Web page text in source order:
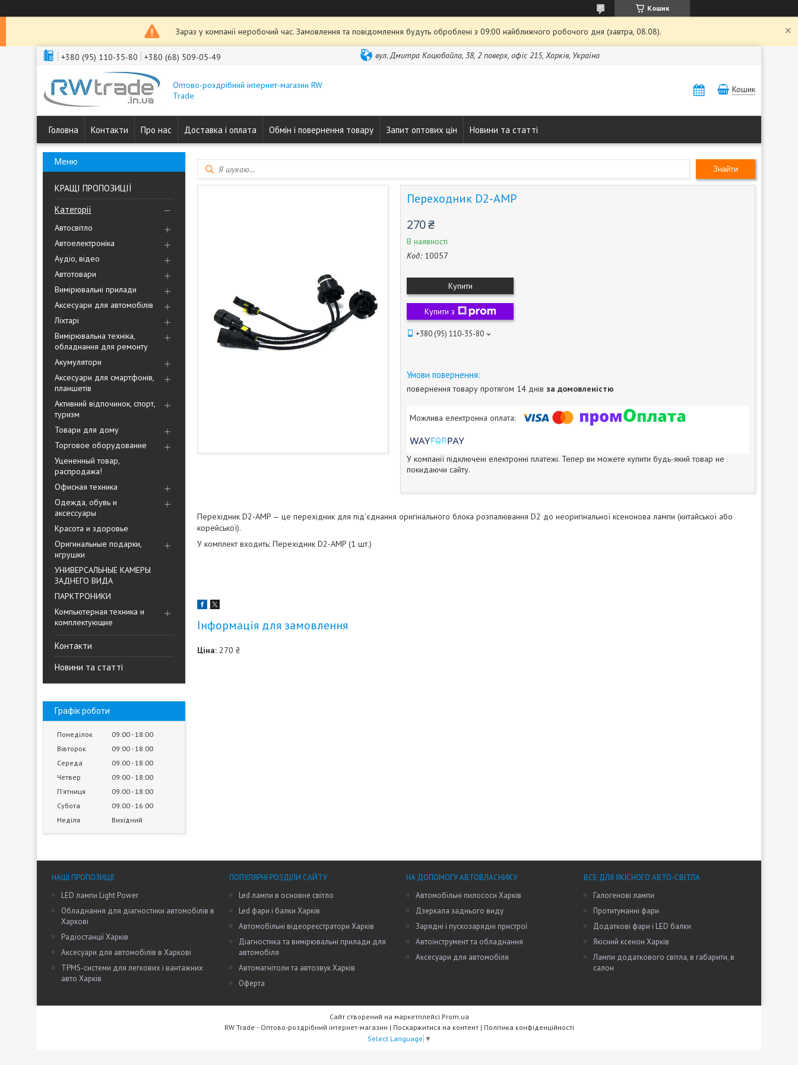
Кошик
Зараз у компанії неробочий час. Замовлення та повідомлення будуть оброблені з 09:00 найближчого робочого дня (завтра, 08.08).
+380 (95) 110-35-80 +380 (68) 509-05-49 вул. Дмитра Коцюбайла, 38, 2 поверх, офіс 215, Харків, Україна
Оптово-роздрібний інтернет-магазин RW
Trade
Кошик
Головна Контакти Про нас Доставка і оплата Обмін і повернення товару Запит оптових цін Новини та статті
КРАЩІ ПРОПОЗИЦІЇ
Категорії
Автосвітло
Автоелектроніка
Аудіо, відео
Автотовари
Вимірювальні прилади
Аксесуари для автомобілів
Ліхтарі
Вимірювальна техніка,
обладнання для ремонту
Акумулятори
Аксесуари для смартфонів,
планшетів
Активний відпочинок, спорт,
туризм
Товари для дому
Торговое оборудование
Уцененный товар,
распродажа!
Офисная техника
Одежда, обувь и
аксессуары
Красота и здоровье
Оригинальные подарки,
игрушки
УНИВЕРСАЛЬНЫЕ КАМЕРЫ
ЗАДНЕГО ВИДА
ПАРКТРОНИКИ
Компьютерная техника и
комплектующие
Контакти
Новини та статті
Графік роботи
Понеділок 09:00 18:00
Вівторок
09:00 18:00
Середа
09:00 18:00
Четвер
09:00 18:00
Пʼятниця
09:00 18:00
Субота
09:00 16:00
Неділя
Вихідний
Знайти
Переходник D2-AMP
270 ₴
В наявності
Код: 10057
Купити
Купити з
+380 (95) 110-35-80
повернення товару протягом 14 днів за домовленістю
У компанії підключені електронні платежі. Тепер ви можете купити будь-який товар не
покидаючи сайту.
Перехідник D2-AMP — це перехідник для під'єднання оригінального блока розпалювання D2 до неоригінальної ксенонова лампи (китайської або
корейської).
У комплект входить: Перехідник D2-AMP (1 шт.)
Інформація для замовлення
Ціна: 270 ₴
НАШІ ПРОПОЗИЦІЇ
LED лампи Light Power
Обладнання для діагностики автомобілів в
Харкові
Радіостанції Харків
Аксесуари для автомобілів в Харкові
TPMS-системи для легкових і вантажних
авто Харків
ПОПУЛЯРНІ РОЗДІЛИ САЙТУ
Led лампи в основне світло
Led фари і балки Харків
Автомобільні відеореєстратори Харків
Діагностика та вимірювальні прилади для
автомобіля
Автомагнітоли та автозвук Харків
Оферта
НА ДОПОМОГУ АВТОВЛАСНИКУ
Автомобільні пилососи Харків
Дзеркала заднього виду
Зарядні і пускозарядні пристрої
Автоінструмент та обладнання
Аксесуари для автомобіля
ВСЕ ДЛЯ ЯКІСНОГО АВТО-СВІТЛА
Галогенові лампи
Протитуманні фари
Додаткові фари і LED балки
Якісний ксенон Харків
Лампи додаткового світла, в габарити, в
салон
Сайт створений на маркетплейсі Prom.ua
RW Trade - Оптово-роздрібний інтернет-магазин | Поскаржитися на контент | Політика конфіденційності
Select Language ▼